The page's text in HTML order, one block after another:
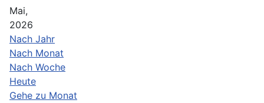
Mai,
2026
Nach Jahr
Nach Monat
Nach Woche
Heute
Gehe zu Monat